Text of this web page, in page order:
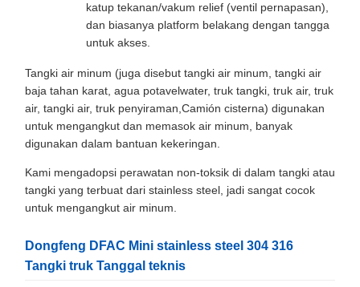
katup tekanan/vakum relief (ventil pernapasan),
dan biasanya platform belakang dengan tangga
untuk akses.
Tangki air minum (juga disebut tangki air minum, tangki air
baja tahan karat, agua potavelwater, truk tangki, truk air, truk
air, tangki air, truk penyiraman,Camión cisterna) digunakan
untuk mengangkut dan memasok air minum, banyak
digunakan dalam bantuan kekeringan.
Kami mengadopsi perawatan non-toksik di dalam tangki atau
tangki yang terbuat dari stainless steel, jadi sangat cocok
untuk mengangkut air minum.
Dongfeng DFAC Mini stainless steel 304 316
Tangki truk Tanggal teknis